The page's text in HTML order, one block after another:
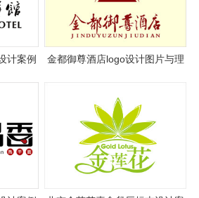
计案例
金都御尊酒店logo设计图片与理